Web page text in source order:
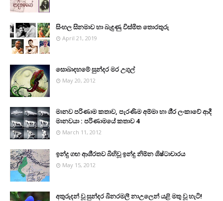
සිංහල සිනමාව හා බැඳුණු විස්මිත තොරතුරු
April 21, 2019
සොබාදහමේ සුන්දර මර උගුල්
May 20, 2012
මානව පරිණාම කතාව, පැරණිම අම්මා හා ශී‍්‍ර ලංකාවේ ආදී
මානවයා : පරිණාමයේ කතාව 4
March 11, 2012
ඉන්දු ගඟ ආශි‍්‍රතව බිහිවූ ඉන්දු නිම්න ශිෂ්ටාචාරය
May 15, 2012
අතුරුදන් වූ සුන්දර බිනරමලී නාඋ‍ලෙන් යළි මතු වූ හැටි!